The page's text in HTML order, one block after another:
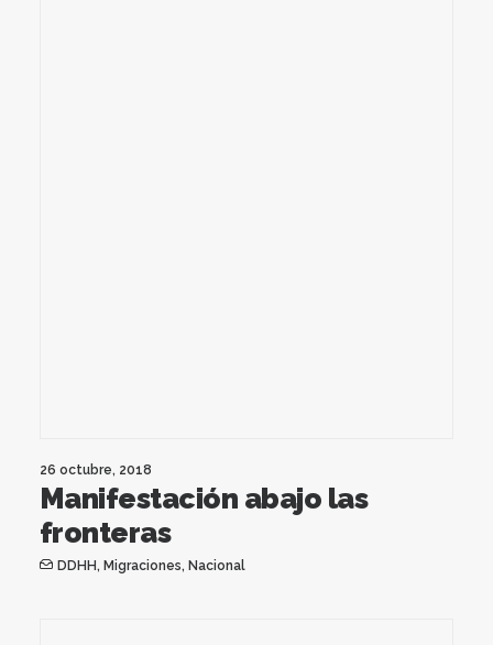
26 octubre, 2018
Manifestación abajo las
fronteras
DDHH, Migraciones, Nacional